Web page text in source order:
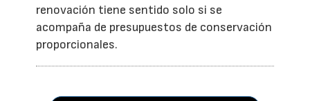
renovación tiene sentido solo si se
acompaña de presupuestos de conservación
proporcionales.